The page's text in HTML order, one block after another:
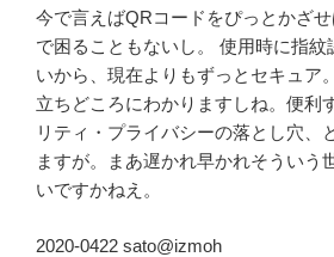
今で言えばQRコードをぴっとかざ
で困ることもないし。 使用時に指紋
いから、現在よりもずっとセキュア
立ちどころにわかりますしね。便利
リティ・プライバシーの落とし穴、
ますが。まあ遅かれ早かれそういう
いですかねえ。
2020-0422 sato@izmoh